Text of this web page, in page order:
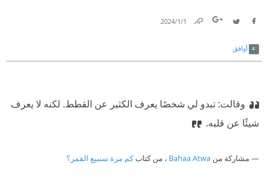
1‏/1‏/2024
أوافق
وقالت: تبدو لي شخصًا يعرف الكثير عن القطط. لكنه لا يعرف
شيئًا عن قلبه.
مشاركة من Bahaa Atwa ، من كتابكم مرة سنبيع القمر؟